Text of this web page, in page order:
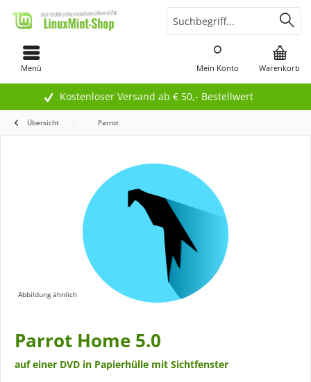
Kostenloser Versand ab € 50,- Bestellwert
Menü Warenkorb
Mein Konto
Übersicht Parrot
Abbildung ähnlich
Parrot Home 5.0
auf einer DVD in Papierhülle mit Sichtfenster